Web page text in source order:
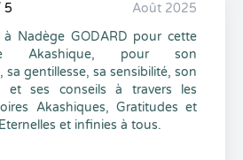
5
Août 2025
Nadège GODARD pour cette
Akashique, pour son
sa gentillesse, sa sensibilité, son
et ses conseils à travers les
Akashiques, Gratitudes et
et infinies à tous.